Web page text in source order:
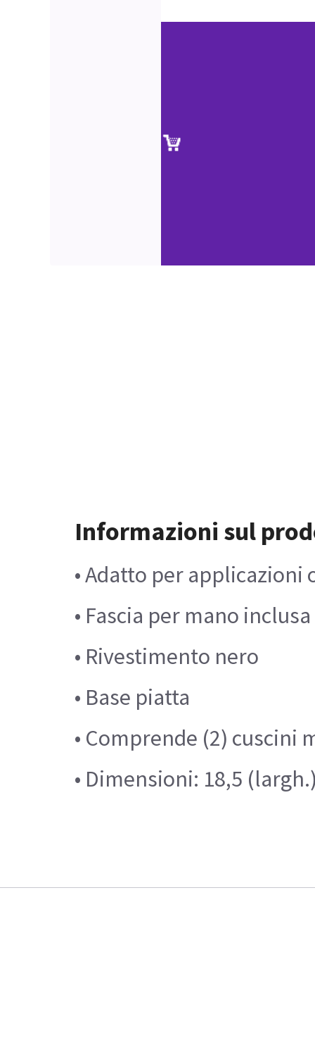
Informazioni sul
• Adatto per
• Fascia per mano
• Rivestimento nero
• Base piatta
• Comprende (2) cuscini
• Dimensioni: 18,5